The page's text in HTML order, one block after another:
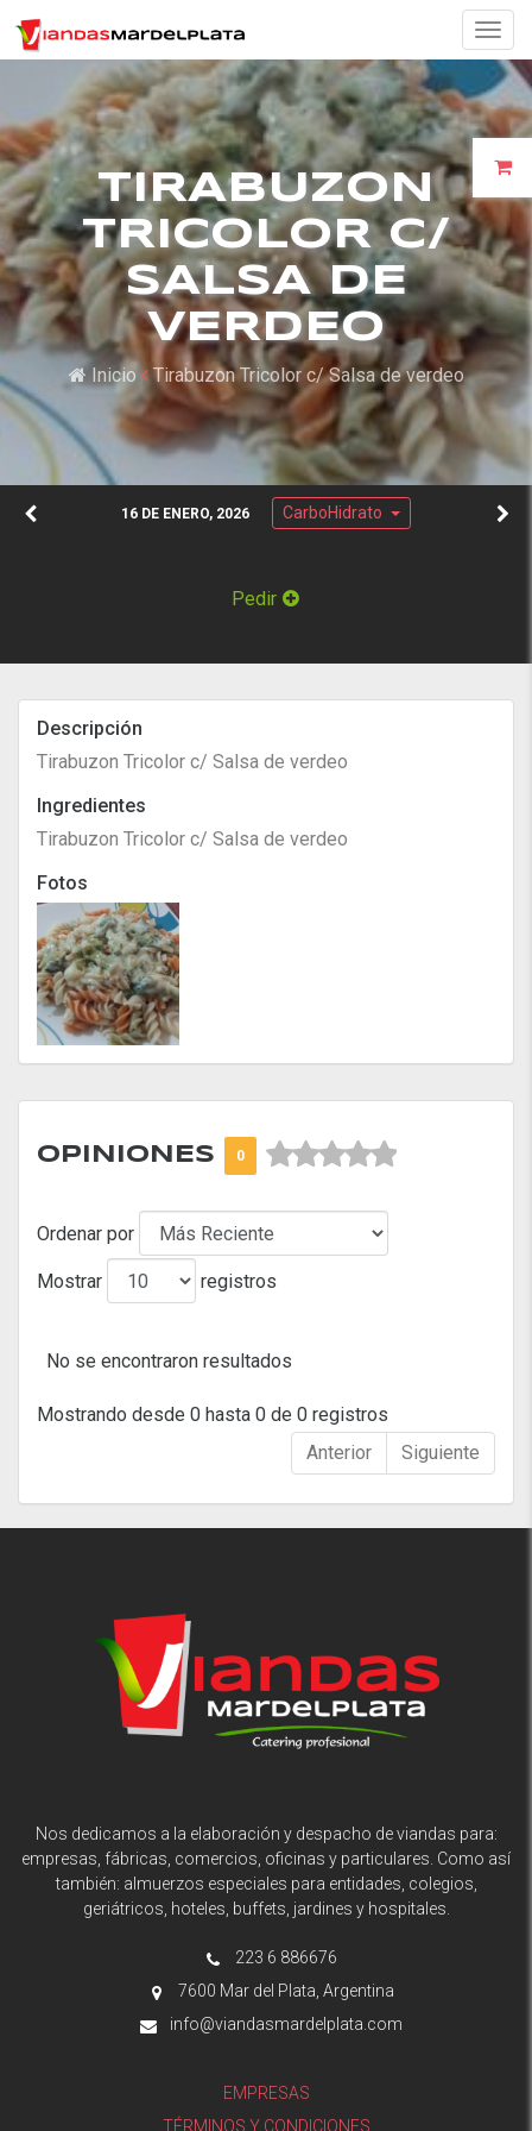
TIRABUZON
TRICOLOR C/
SALSA DE
VERDEO
Inicio Tirabuzon Tricolor c/ Salsa de verdeo
16 DE ENERO, 2026 CarboHidrato
Pedir
Descripción
Tirabuzon Tricolor c/ Salsa de verdeo
Ingredientes
Tirabuzon Tricolor c/ Salsa de verdeo
Fotos
OPINIONES 0 


Ordenar por
Mostrar registros
No se encontraron resultados
Mostrando desde 0 hasta 0 de 0 registros
Anterior
Siguiente
Nos dedicamos a la elaboración y despacho de viandas para:
empresas, fábricas, comercios, oficinas y particulares. Como así
también: almuerzos especiales para entidades, colegios,
geriátricos, hoteles, buffets, jardines y hospitales.
223 6 886676
7600 Mar del Plata, Argentina
info@viandasmardelplata.com
EMPRESAS
TÉRMINOS Y CONDICIONES